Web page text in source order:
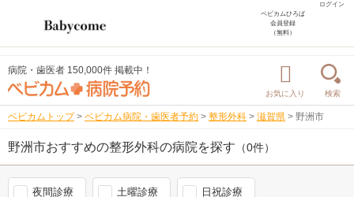
ログイン
ベビカムひろば
会員登録
（無料）
病院・歯医者 150,000件 掲載中！
お気に入り 検索
ベビカムトップ > ベビカム病院・歯医者予約 > 整形外科 > 滋賀県 > 野洲市
野洲市おすすめの整形外科の病院を探す （0件）
夜間診療 土曜診療 日祝診療